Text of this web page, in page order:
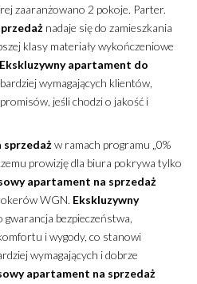
zaaranżowano 2 pokoje. Parter.
nadaje się do zamieszkania
klasy materiały wykończeniowe
Ekskluzywny apartament do
wymagających klientów,
jeśli chodzi o jakość i
sprzedażw ramach programu „0%
prowizję dla biura pokrywa tylko
apartament na sprzedaż
WGN. Ekskluzywny
bezpieczeństwa,
i wygody, co stanowi
wymagających i dobrze
apartament na sprzedaż